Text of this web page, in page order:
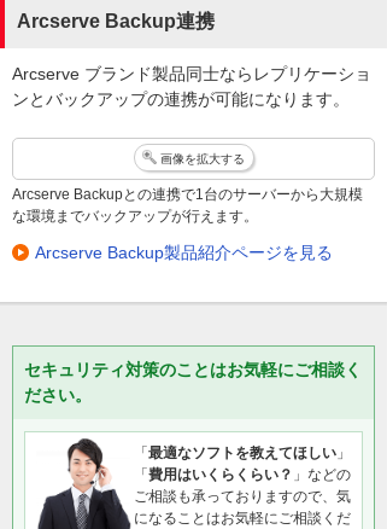
Arcserve Backup連携
Arcserve ブランド製品同士ならレプリケーショ
ンとバックアップの連携が可能になります。
画像を拡大する
Arcserve Backupとの連携で1台のサーバーから大規模
な環境までバックアップが行えます。
Arcserve Backup製品紹介ページを見る
セキュリティ対策のことはお気軽にご相談く
ださい。
「最適なソフトを教えてほしい 」
「費用はいくらくらい？ 」などの
ご相談も承っておりますので、気
になることはお気軽にご相談くだ